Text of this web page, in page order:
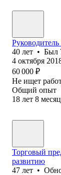
40 лет • Был
4 октября
60 000 ₽
Не ищет
Общий опыт
18 лет 8
Торговый
развитию
47 лет •